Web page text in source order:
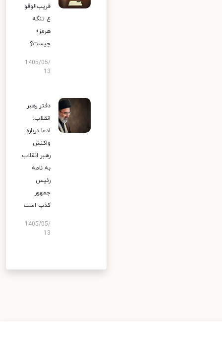
قریب‌الوقو
ع تنگه
هرمز»
چیست؟
1405/05/
13
دفتر رهبر
انقلاب:
ادعا درباره
واکنش
رهبر انقلاب
به نامه
رئیس
جمهور
کذب است
1405/05/
13